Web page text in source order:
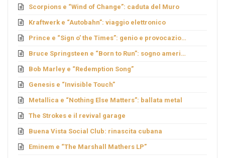
Scorpions e “Wind of Change”: caduta del Muro
Kraftwerk e “Autobahn”: viaggio elettronico
Prince e “Sign o’ the Times”: genio e provocazione
Bruce Springsteen e “Born to Run”: sogno americano
Bob Marley e “Redemption Song”
Genesis e “Invisible Touch”
Metallica e “Nothing Else Matters”: ballata metal
The Strokes e il revival garage
Buena Vista Social Club: rinascita cubana
Eminem e “The Marshall Mathers LP”